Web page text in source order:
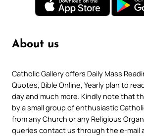
About us
Catholic Gallery offers Daily Mass
Quotes, Bible Online, Yearly plan to
day and much more. Kindly note that
by a small group of enthusiastic
from any Church or any Religious
queries contact us through the e-mail